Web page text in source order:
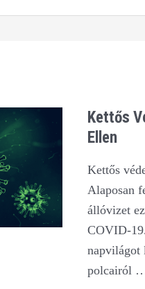
Kettős
Ellen
Kettős
Alaposan
állóvizet
COVID-
napvilágot
polcairól